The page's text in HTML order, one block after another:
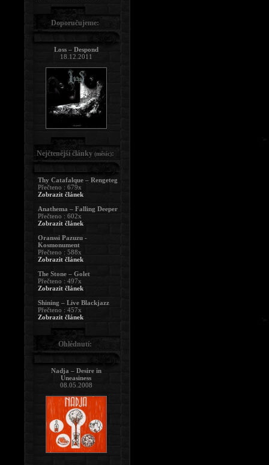
Doporučujeme:
Loss – Despond
18.12.2011
Nejčtenější články (měsíc):
Thy Catafalque – Rengeteg
Přečteno : 679x
Zobrazit článek
Anathema – Falling Deeper
Přečteno : 602x
Zobrazit článek
Oranssi Pazuzu -
Kosmonument
Přečteno : 588x
Zobrazit článek
The Stone – Golet
Přečteno : 497x
Zobrazit článek
Shining – Live Blackjazz
Přečteno : 457x
Zobrazit článek
Ohlédnutí:
Nadja – Desire in
Uneasiness
08.05.2008